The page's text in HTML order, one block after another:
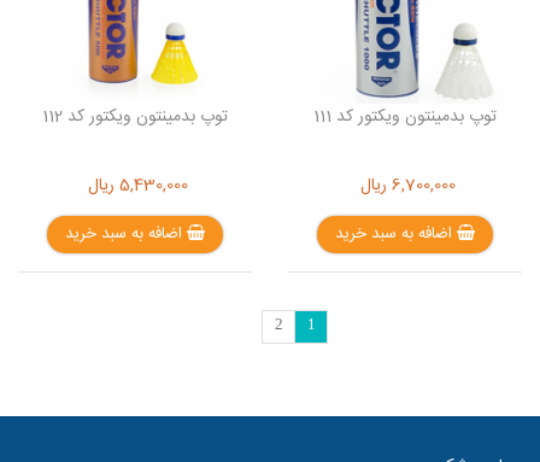
توپ بدمینتون ویکتور کد 111
6,700,000 ریال
اضافه به سبد خرید
توپ بدمینتون ویکتور کد 112
5,430,000 ریال
اضافه به سبد خرید
1
2